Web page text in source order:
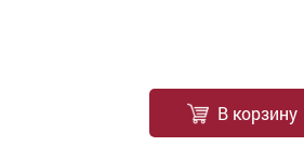
В корзину